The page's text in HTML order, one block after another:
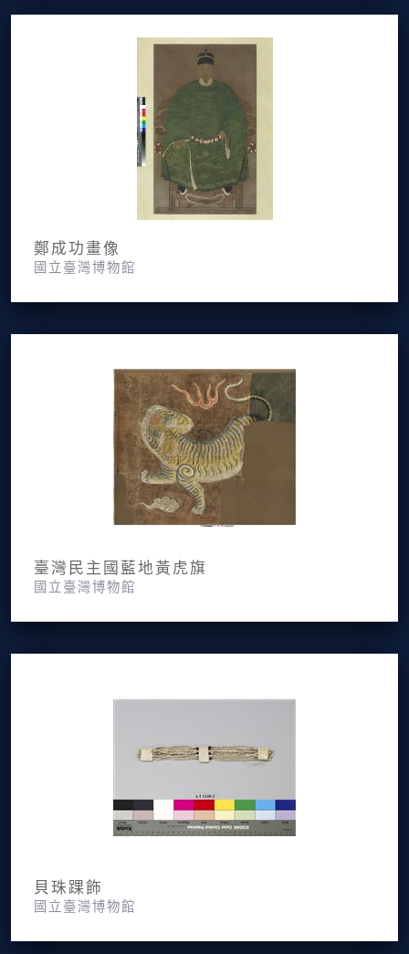
鄭成功畫像
國立臺灣博物館
臺灣民主國藍地黃虎旗
國立臺灣博物館
貝珠踝飾
國立臺灣博物館